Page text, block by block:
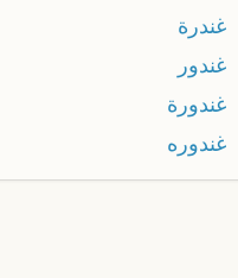
غندرة
غندور
غندورة
غندوره